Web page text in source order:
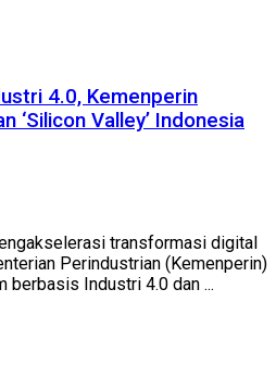
4.0, Kemenperin
‘Silicon Valley’ Indonesia
transformasi digital
Perindustrian (Kemenperin)
Industri 4.0 dan ...